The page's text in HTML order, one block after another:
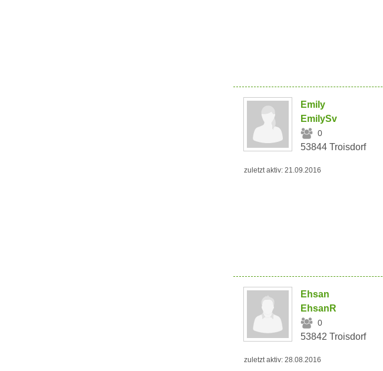
Emily
EmilySv
0
53844 Troisdorf
zuletzt aktiv: 21.09.2016
Ehsan
EhsanR
0
53842 Troisdorf
zuletzt aktiv: 28.08.2016